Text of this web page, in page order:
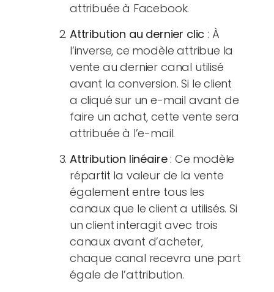
attribuée à Facebook.
Attribution au dernier clic : À
l’inverse, ce modèle attribue la
vente au dernier canal utilisé
avant la conversion. Si le client
a cliqué sur un e-mail avant de
faire un achat, cette vente sera
attribuée à l’e-mail.
Attribution linéaire: Ce modèle
répartit la valeur de la vente
également entre tous les
canaux que le client a utilisés. Si
un client interagit avec trois
canaux avant d’acheter,
chaque canal recevra une part
égale de l’attribution.